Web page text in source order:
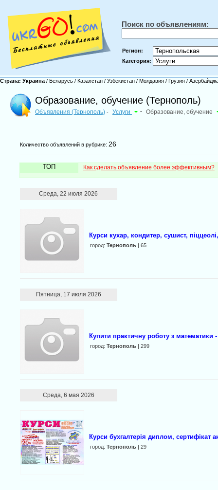
Поиск по объявлениям:
Регион:
Категория:
Страна: Украина / Беларусь / Казахстан / Узбекистан / Молдавия / Грузия /
Образование, обучение (Тернополь)
Объявления (Тернополь) - Услуги - Образование, обучение
Количество объявлений в рубрике: 26
ТОП Как сделать объявление более эффективным?
Среда, 22 июля 2026
Курси кухар, кондитер, сушист,
город: Тернополь| 65
Пятница, 17 июля 2026
Купити практичну роботу з математики
город: Тернополь| 299
Среда, 6 мая 2026
Курси бухгалтерія диплом, сертифікат
город: Тернополь| 29